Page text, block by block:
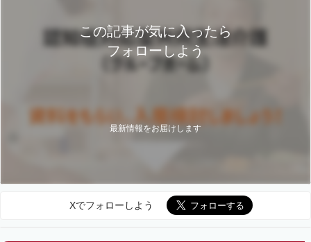
この記事が気に入ったら
フォローしよう
最新情報をお届けします
Xでフォローしよう